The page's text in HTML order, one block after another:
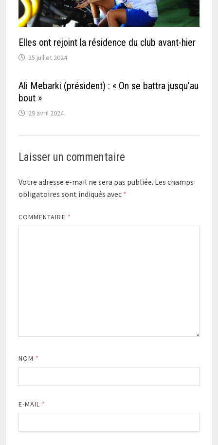
Elles ont rejoint la résidence du club avant-hier
25 juillet 2024
Ali Mebarki (président) : « On se battra jusqu’au
bout »
29 avril 2024
Laisser un commentaire
Votre adresse e-mail ne sera pas publiée. Les champs
obligatoires sont indiqués avec *
COMMENTAIRE *
NOM *
E-MAIL *